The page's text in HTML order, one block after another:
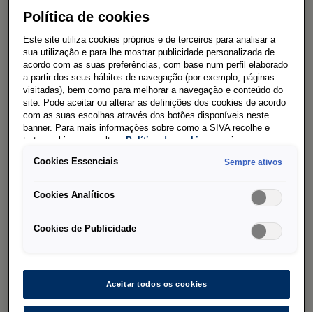
Clientes estiverem 100% satisfeitos com a
Volkswagen novamente.
Pois todos os clientes são importantes para nós.
Perguntas e respostas
respostas acerca dos desenvolvimentos atuais
atualizadas regularmente. Referem-se
valores incorretos de CO para alguns modelos
Política de cookies
Este site utiliza cookies próprios e de terceiros para analisar a
sua utilização e para lhe mostrar publicidade personalizada de
acordo com as suas preferências, com base num perfil elaborado
a partir dos seus hábitos de navegação (por exemplo, páginas
visitadas), bem como para melhorar a navegação e conteúdo do
site. Pode aceitar ou alterar as definições dos cookies de acordo
com as suas escolhas através dos botões disponíveis neste
banner. Para mais informações sobre como a SIVA recolhe e
trata cookies, consulte aPolítica de cookies em vigor.
Cookies Essenciais Sempre ativos
Cookies Analíticos
Cookies de Publicidade
Aceitar todos os cookies